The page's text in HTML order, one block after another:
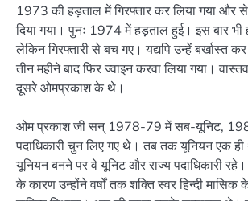
1973 की हड़ताल में गिरफ्तार कर लिया गया और
दिया गया। पुनः 1974 में हड़ताल हुई। इस बार भी
लेकिन गिरफ्तारी से बच गए। यद्यपि उन्हें बर्खास्त
तीन महीने बाद फिर ज्वाइन करवा लिया गया।
दूसरे ओमप्रकाश के थे।
ओम प्रकाश जी सन् 1978-79 में सब-यूनिट,
पदाधिकारी चुन लिए गए थे। तब तक यूनियन एक
यूनियन बनने पर वे यूनिट और राज्य पदाधिकारी
के कारण उन्होंने वर्षों तक शक्ति स्वर हिन्दी